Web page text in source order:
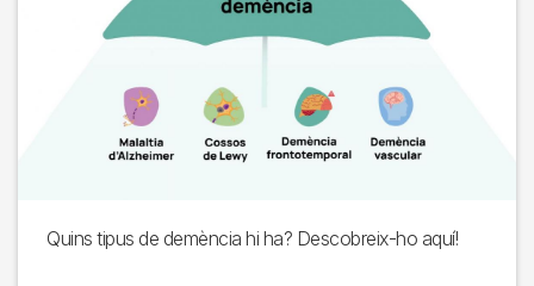
Quins tipus de demència hi ha? Descobreix-ho aquí!